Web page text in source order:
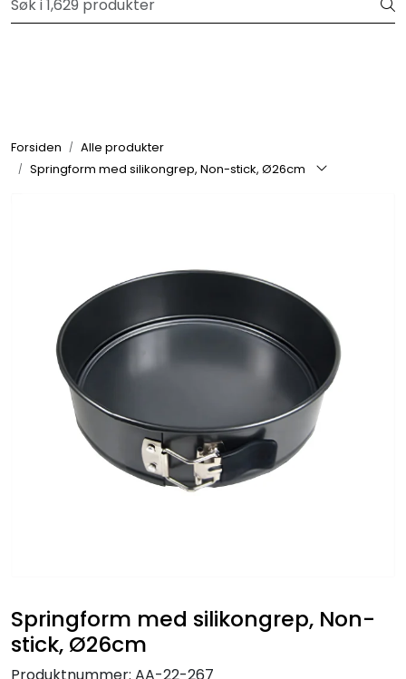
Skip to main contentVelkommen til vår forhandlerportal
Forsiden
Alle produkter
Springform med silikongrep, Non-stick, Ø26cm
Springform med silikongrep, Non-
stick, Ø26cm
Produktnummer: AA-22-267
Om oss